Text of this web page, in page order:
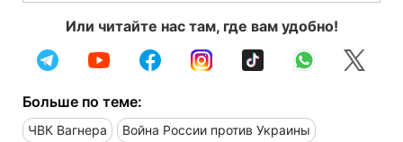
Или читайте нас там, где вам удобно!
Больше по теме:
ЧВК Вагнера Война России против Украины